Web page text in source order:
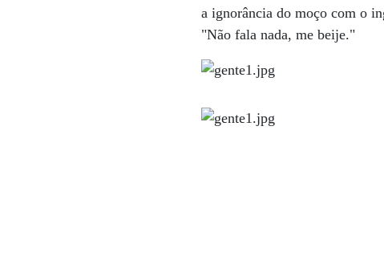
a ignorância do moço com o
"Não fala nada, me beije."